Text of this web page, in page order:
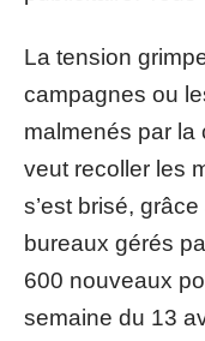
La tension
campagnes ou
malmenés par la
veut recoller les
s’est brisé,
bureaux gérés
600 nouveaux
semaine du 13